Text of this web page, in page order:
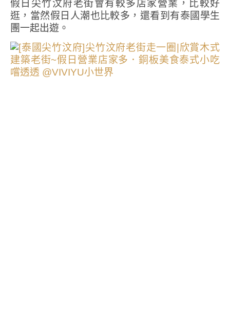
假日尖竹汶府老街會有較多店家營業，比較好
逛，當然假日人潮也比較多，還看到有泰國學生
團一起出遊。